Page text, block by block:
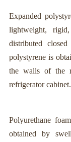
Expanded
lightweight,
distributed
polystyrene is
the walls of the
refrigerator cabinet.
Polyurethane
obtained by